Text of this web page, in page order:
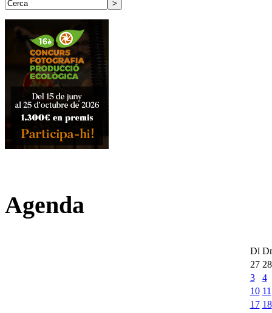
Agenda
Dl
27 28
3
4
10 11
17 18